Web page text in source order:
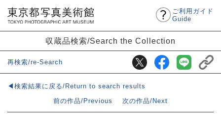
ご利用ガイド
Guide
収蔵品検索/Search the Collection
再検索/re-Search
◀検索結果に戻る/Return to search results
前の作品/Previous
次の作品/Next